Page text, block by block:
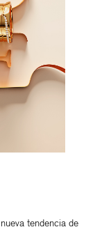
tendencia de